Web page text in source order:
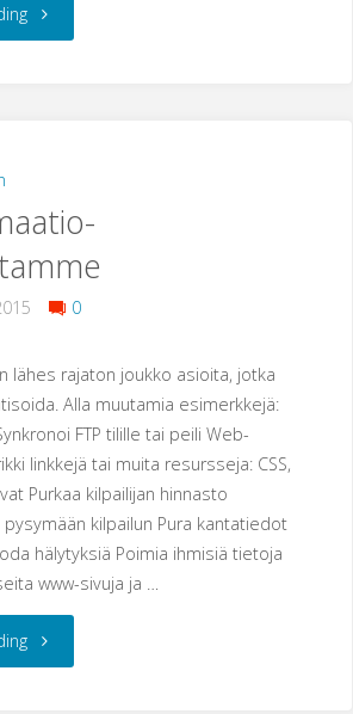
"Puute
Sivustossasi?"
0
lähes rajaton joukko asioita, jotka
Alla muutamia esimerkkejä:
FTP tilille tai peili Web-
linkkejä tai muita resursseja: CSS,
Purkaa kilpailijan hinnasto
kilpailun Pura kantatiedot
hälytyksiä Poimia ihmisiä tietoja
www-sivuja ja …
"SE